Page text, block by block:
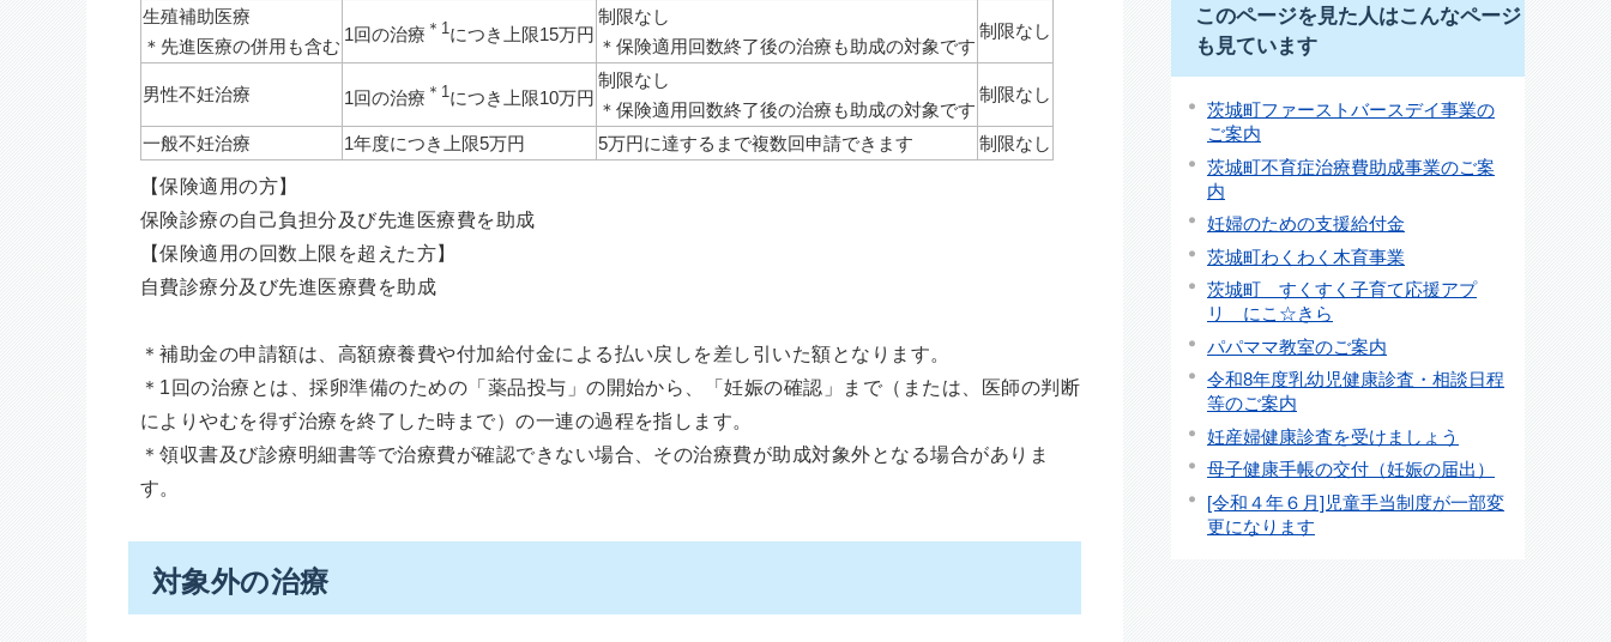
生殖補助医療
＊先進医療の併用も含む
1回の治療 ＊1 につき上限15万円
制限なし
＊保険適用回数終了後の治療も助成の対象です
制限なし
男性不妊治療 1回の治療 ＊1 につき上限10万円
制限なし
＊保険適用回数終了後の治療も助成の対象です
制限なし
一般不妊治療 1年度につき上限5万円 5万円に達するまで複数回申請できます 制限なし
【保険適用の方】
保険診療の自己負担分及び先進医療費を助成
【保険適用の回数上限を超えた方】
自費診療分及び先進医療費を助成
＊補助金の申請額は、高額療養費や付加給付金による払い戻しを差し引いた額となります。
＊1回の治療とは、採卵準備のための「薬品投与」の開始から、「妊娠の確認」まで（または、医師の判断
によりやむを得ず治療を終了した時まで）の一連の過程を指します。
＊領収書及び診療明細書等で治療費が確認できない場合、その治療費が助成対象外となる場合がありま
す。
対象外の治療
このページを見た人はこんなページ
も見ています
茨城町ファーストバースデイ事業の
ご案内
茨城町不育症治療費助成事業のご案
内
妊婦のための支援給付金
茨城町わくわく木育事業
茨城町 すくすく子育て応援アプ
リ にこ☆きら
パパママ教室のご案内
令和8年度乳幼児健康診査・相談日程
等のご案内
妊産婦健康診査を受けましょう
母子健康手帳の交付（妊娠の届出）
[令和４年６月]児童手当制度が一部変
更になります